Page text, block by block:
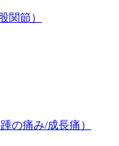
関節）
の痛み/成長痛）